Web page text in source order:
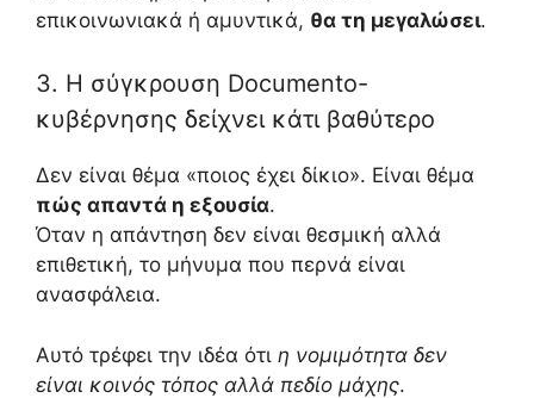
επικοινωνιακά ή αμυντικά, θα τη μεγαλώσει.
3. Η σύγκρουση Documento-
κυβέρνησης δείχνει κάτι βαθύτερο
Δεν είναι θέμα «ποιος έχει δίκιο». Είναι θέμα
πώς απαντά η εξουσία.
Όταν η απάντηση δεν είναι θεσμική αλλά
επιθετική, το μήνυμα που περνά είναι
ανασφάλεια.
Αυτό τρέφει την ιδέα ότι η νομιμότητα δεν
είναι κοινός τόπος αλλά πεδίο μάχης.